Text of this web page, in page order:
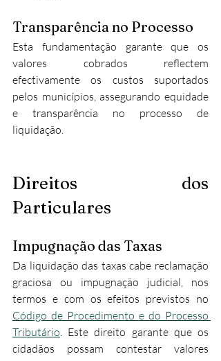
Transparência no Processo
Esta fundamentação garante que os
valores cobrados reflectem
efectivamente os custos suportados
pelos municípios, assegurando equidade
e transparência no processo de
liquidação.
Direitos dos
Particulares
Impugnação das Taxas
Da liquidação das taxas cabe reclamação
graciosa ou impugnação judicial, nos
Código de Procedimento e do Processo
Tributário. Este direito garante que os
cidadãos possam contestar valores